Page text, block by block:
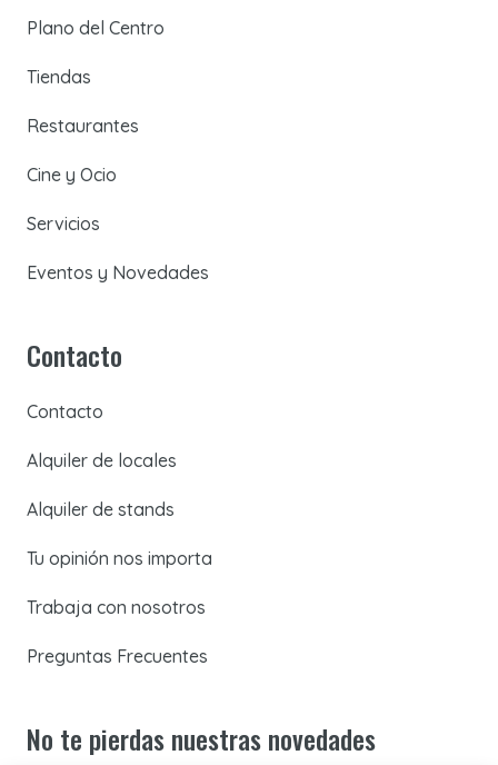
Plano del Centro
Tiendas
Restaurantes
Cine y Ocio
Servicios
Eventos y Novedades
Contacto
Contacto
Alquiler de locales
Alquiler de stands
Tu opinión nos importa
Trabaja con nosotros
Preguntas Frecuentes
No te pierdas nuestras novedades